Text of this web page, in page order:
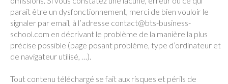
parait être un dysfonctionnement, merci de bien vouloir le
signaler par email, à l’adresse contact@bts-business-
school.com en décrivant le problème de la manière la plus
précise possible (page posant problème, type d’ordinateur et
de navigateur utilisé, …).
Tout contenu téléchargé se fait aux risques et périls de